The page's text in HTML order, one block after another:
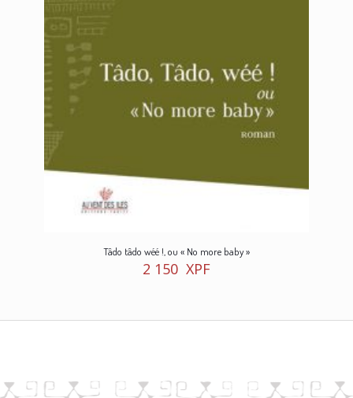
Tâdo tâdo wéé !, ou « No more baby »
2 150 XPF